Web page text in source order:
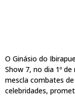
O Ginásio do
Show 7, no dia 1º
mescla combates
celebridades,